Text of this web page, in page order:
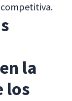
competitiva.
la
los